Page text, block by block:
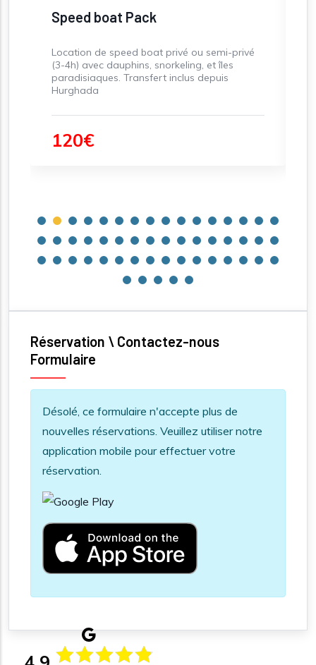
Speed boat Pack
Location de speed boat privé ou semi-privé
(3-4h) avec dauphins, snorkeling, et îles
paradisiaques. Transfert inclus depuis
Hurghada
120€
Réservation \ Contactez-nous
Formulaire
Information message
Désolé, ce formulaire n'accepte plus de
nouvelles réservations. Veuillez utiliser notre
application mobile pour effectuer votre
réservation.